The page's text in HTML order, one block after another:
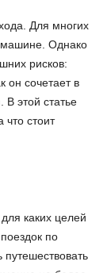
Для многих
машине. Однако
рисков:
он сочетает в
этой статье
стоит
каких целей
по